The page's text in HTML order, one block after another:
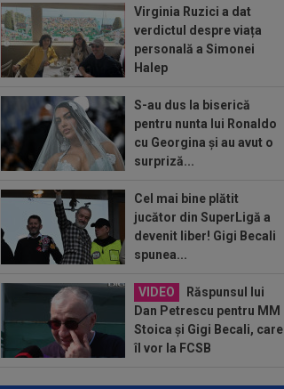
a dat primul gol pentru Dinamo și nu s-a...
10:19 FOTO
Nicolae Stanciu, idol în
China! Fanii lui Dalian Yingbo aproape l-au
OFICIAL
Atacantul dorit de
Rapid a semnat în Serie B: ”Am spus 'da'
imediat”
09:52
OFICIAL
A semnat: de la Cupa
09:48
Giovanni Becali l-a propus pe
Ștefan Baiaram în Serie A
dezvăluit cum l-a convins Ioan Varga pe
Marius Șumudică să o...
Virginia Ruzici a dat
verdictul despre viața
personală a Simonei
Halep
S-au dus la biserică
pentru nunta lui Ronaldo
cu Georgina și au avut o
surpriză...
Cel mai bine plătit
jucător din SuperLigă a
devenit liber! Gigi Becali
spunea...
VIDEO
Răspunsul lui
Dan Petrescu pentru MM
Stoica și Gigi Becali, care
îl vor la FCSB